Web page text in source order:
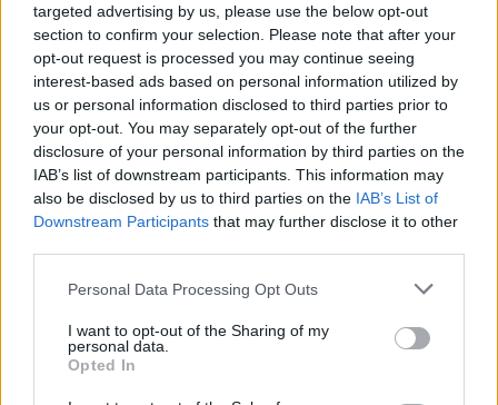
targeted advertising by us, please use the below opt-out
section to confirm your selection. Please note that after your
opt-out request is processed you may continue seeing
interest-based ads based on personal information utilized by
us or personal information disclosed to third parties prior to
your opt-out. You may separately opt-out of the further
disclosure of your personal information by third parties on the
IAB’s list of downstream participants. This information may
also be disclosed by us to third parties on the IAB’s List of
Downstream Participants that may further disclose it to other
Personal Data Processing Opt Outs
I want to opt-out of the Sharing of my
personal data.
Opted In
MIRROR ΚΌΣΜΟΣ ΜΈΣΗ ΑΝΑΤΟΛΉ
Οι ΗΠΑ χτύπησαν ιρανικά ραντάρ-Η
Τεχεράνη κατάρριψε αμερικανικό
drone-Συναγερμός στο
1 Ιουνίου, 2026
Οι ΗΠΑ, εξαπέλυσαν επιθέσεις σε ιρανικά ραντάρ
και σε σημεία διοίκησης και ελέγχου drones στο